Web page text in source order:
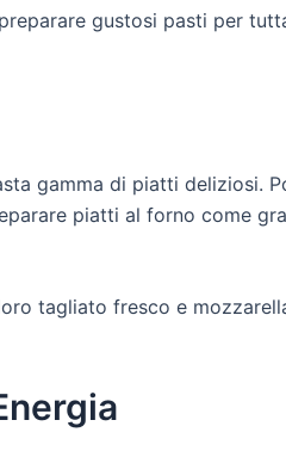
gustosi pasti per
gamma di piatti deliziosi.
piatti al forno come
tagliato fresco e